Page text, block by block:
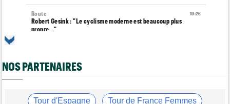
10:26
Route
Robert Gesink : "Le cyclisme moderne est beaucoup plus
propre..."
Tour de France Femmes
09:38
Tour de France Femmes
NOS PARTENAIRES
Tour d'Espagne Tour de France Femmes